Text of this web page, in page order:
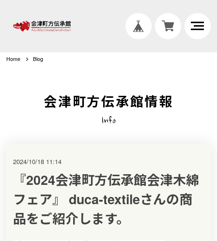
Home Blog
会津町方伝承館情報
Info
『2024会津町方伝承館会津木綿
フェア』 duca-textileさんの商
品をご紹介します。
2024/10/18 11:14